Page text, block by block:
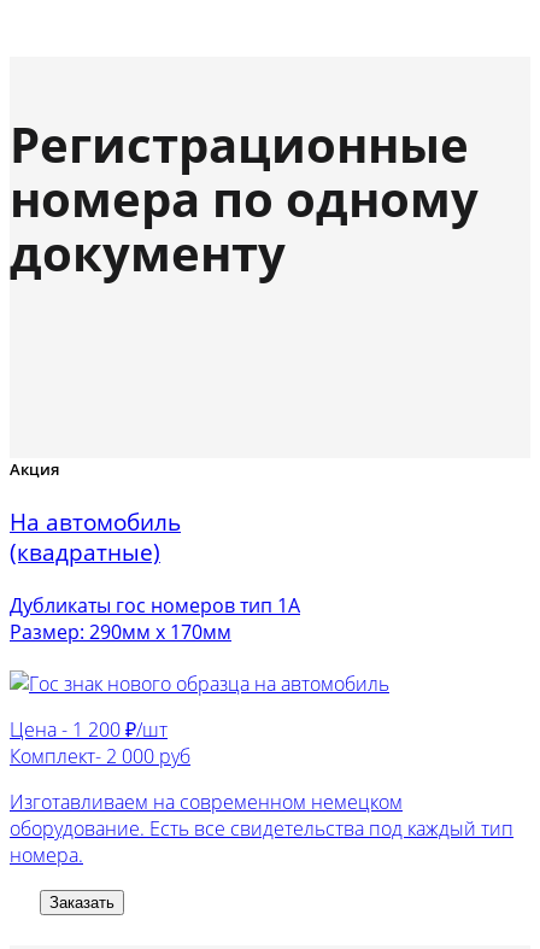
Регистрационные
номера по одному
документу
Акция
На автомобиль
(квадратные)
Дубликаты гос номеров тип 1А
Размер: 290мм х 170мм
Цена - 1 200 ₽/шт
Комплект- 2 000 руб
Изготавливаем на современном немецком
оборудование. Есть все свидетельства под каждый тип
номера.
Заказать